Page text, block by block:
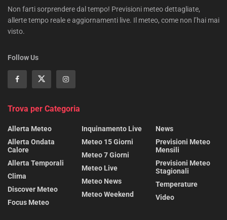
Non farti sorprendere dal tempo! Previsioni meteo dettagliate,
allerte tempo reale e aggiornamenti live. Il meteo, come non l’hai mai
visto.
Follow Us
Trova per Categoria
Allerta Meteo
Allerta Ondata
Calore
Allerta Temporali
Clima
Discover Meteo
Focus Meteo
Inquinamento Live
Meteo 15 Giorni
Meteo 7 Giorni
Meteo Live
Meteo News
Meteo Weekend
News
Previsioni Meteo
Mensili
Previsioni Meteo
Stagionali
Temperature
Video